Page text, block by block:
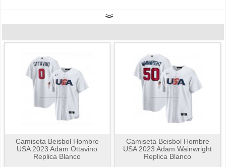
Camiseta Beisbol Hombre
USA 2023 Adam Ottavino
Replica Blanco
Camiseta Beisbol Hombre
USA 2023 Adam Wainwright
Replica Blanco